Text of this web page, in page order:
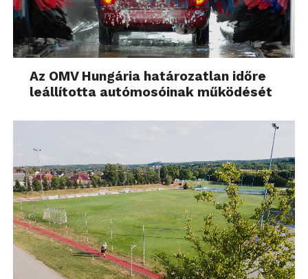
Az OMV Hungária határozatlan időre
leállította autómosóinak működését